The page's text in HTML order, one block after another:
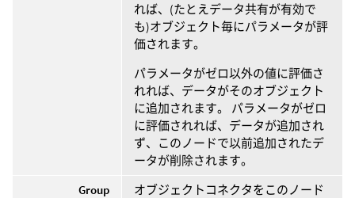
れば、(たとえデータ共有が有効で
も)オブジェクト毎にパラメータが評
価されます。
パラメータがゼロ以外の値に評価さ
れれば、データがそのオブジェクト
に追加されます。 パラメータがゼロ
に評価されれば、データが追加され
ず、このノードで以前追加されたデ
ータが削除されます。
Group
オブジェクトコネクタをこのノード